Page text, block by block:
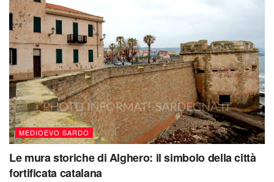
MEDIOEVO SARDO
Le mura storiche di Alghero: il simbolo della città
fortificata catalana